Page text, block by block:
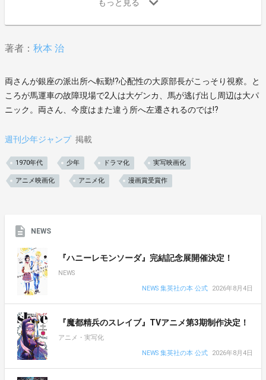
著者： 秋本 治
両さんが銀座の派出所へ転勤!?心配性の大原部長がこっそり視察。と
ころが馬運車の故障現場で2人は大ゲンカ、馬が逃げ出し周辺は大パ
ニック。両さん、今度はまた違う所へ左遷されるのでは!?
週刊少年ジャンプ 掲載
1970年代 少年 ドラマ化 実写映画化
アニメ映画化 アニメ化 漫画賞受賞作
NEWS
『ハニーレモンソーダ』完結記念展開催決定！
NEWS
NEWS 集英社の本 公式
2026年8月4日
『魔都精兵のスレイブ』TVアニメ第3期制作決定！
アニメ・実写化
NEWS 集英社の本 公式
2026年8月4日